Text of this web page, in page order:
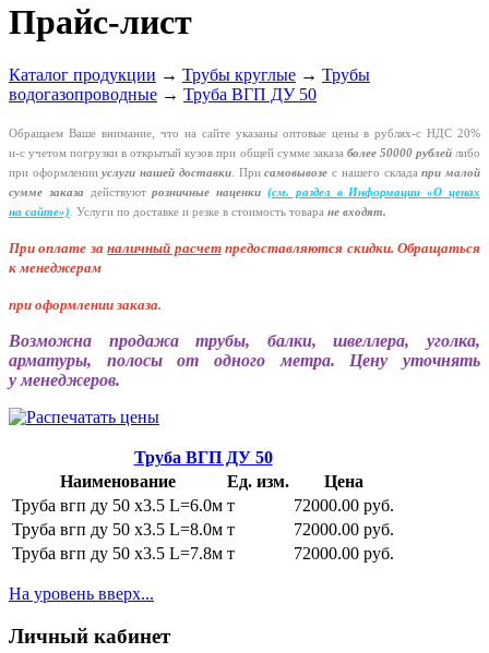
Прайс-лист
Каталог продукции → Трубы круглые → Трубы
водогазопроводные → Труба ВГП ДУ 50
Обращаем Ваше внимание, что на сайте указаны оптовые цены в рублях-с НДС 20%
и-с учетом погрузки в открытый кузов при общей сумме заказа более 50000 рублейлибо
при оформленииуслуги нашей доставки. Присамовывозе с нашего складапри малой
сумме заказа
действуютрозничные наценки (см. раздел в Информации «О ценах
на сайте»). Услуги по доставке и резке в стоимость товара не входят.
При оплате заналичный расчет предоставляются скидки. Обращаться
к менеджерам
при оформлении заказа.
Возможна продажа трубы, балки, швеллера, уголка,
арматуры, полосы от одного метра. Цену уточнять
у менеджеров.
Наименование Ед. изм. Цена
Труба ВГП ДУ 50
Труба вгп ду 50 х3.5 L=6.0м т
72000.00 руб.
Труба вгп ду 50 х3.5 L=8.0м т
72000.00 руб.
Труба вгп ду 50 х3.5 L=7.8м т 72000.00 руб.
На уровень вверх...
Личный кабинет